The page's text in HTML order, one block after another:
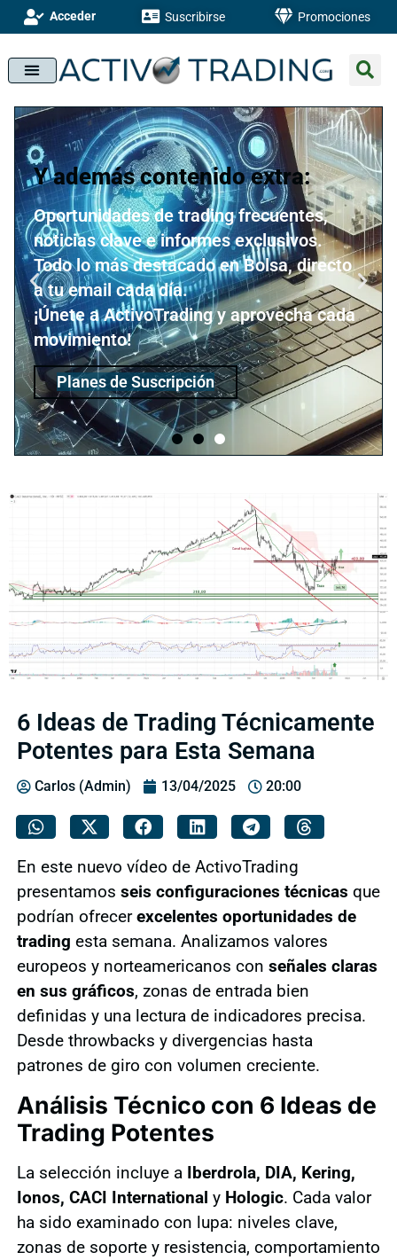
Acceder Suscribirse Promociones
Y además contenido extra:
Oportunidades de trading frecuentes,
noticias clave e informes exclusivos.
Todo lo más destacado en Bolsa, directo
a tu email cada día.
¡Únete a ActivoTrading y aprovecha cada
movimiento!
Planes de Suscripción
6 Ideas de Trading Técnicamente
Potentes para Esta Semana
Carlos (Admin) 13/04/2025 20:00
En este nuevo vídeo de ActivoTrading
presentamos seis configuraciones técnicas que
podrían ofrecerexcelentes oportunidades de
trading esta semana. Analizamos valores
europeos y norteamericanos con señales claras
en sus gráficos, zonas de entrada bien
definidas y una lectura de indicadores precisa.
Desde throwbacks y divergencias hasta
patrones de giro con volumen creciente.
Análisis Técnico con 6 Ideas de
Trading Potentes
La selección incluye a Iberdrola, DIA, Kering,
Ionos, CACI International y Hologic. Cada valor
ha sido examinado con lupa: niveles clave,
zonas de soporte y resistencia, comportamiento